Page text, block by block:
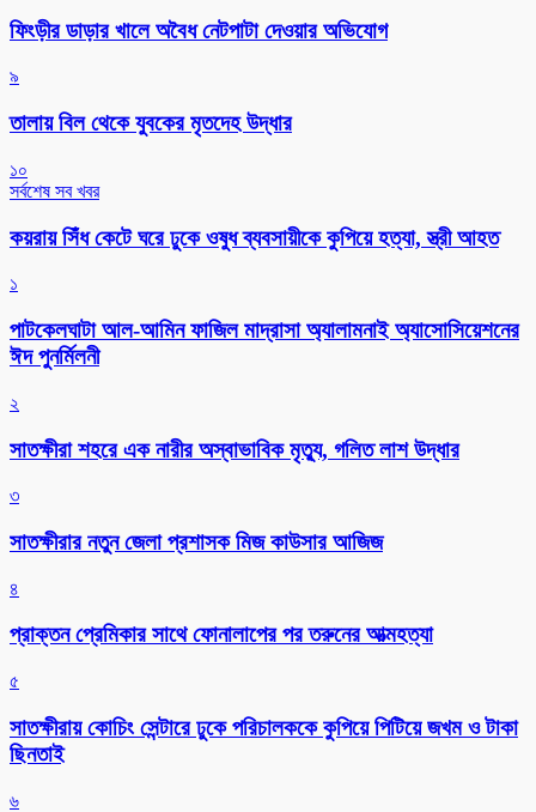
ফিংড়ীর ডাড়ার খালে অবৈধ নেটপাটা দেওয়ার অভিযোগ
৯
তালায় বিল থেকে যুবকের মৃতদেহ উদ্ধার
১০
সর্বশেষ সব খবর
কয়রায় সিঁধ কেটে ঘরে ঢুকে ওষুধ ব্যবসায়ীকে কুপিয়ে হত্যা, স্ত্রী আহত
১
পাটকেলঘাটা আল-আমিন ফাজিল মাদ্রাসা অ্যালামনাই অ্যাসোসিয়েশনের
ঈদ পুনর্মিলনী
২
সাতক্ষীরা শহরে এক নারীর অস্বাভাবিক মৃত্যু, গলিত লাশ উদ্ধার
৩
সাতক্ষীরার নতুন জেলা প্রশাসক মিজ কাউসার আজিজ
৪
প্রাক্তন প্রেমিকার সাথে ফোনালাপের পর তরুনের আত্মহত্যা
৫
সাতক্ষীরায় কোচিং সেন্টারে ঢুকে পরিচালককে কুপিয়ে পিটিয়ে জখম ও টাকা
ছিনতাই
৬